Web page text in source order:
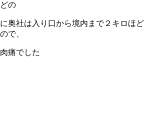
どの
社は入り口から境内まで２キロほど
で、
痛でした